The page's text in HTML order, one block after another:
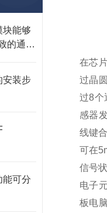
块能够
的通讯
安装步
能可分
在芯
过晶
过8个
感器
线键
可在
信号
电子
板电